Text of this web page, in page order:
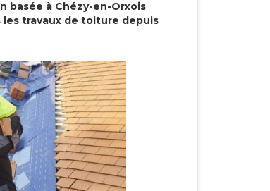
basée à Chézy-en-Orxois
travaux de toiture depuis